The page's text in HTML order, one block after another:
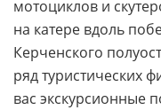
мотоциклов и
на катере вдоль
Керченского
ряд туристических
вас экскурсионные